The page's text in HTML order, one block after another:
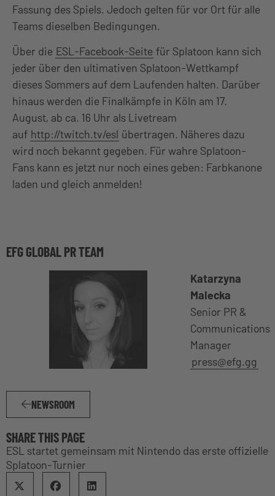
Fassung des Spiels. Jedoch gelten für vor Ort für alle
Teams dieselben Bedingungen.
Über die ESL-Facebook-Seite für Splatoon kann sich
jeder über den ultimativen Splatoon-Wettkampf
dieses Sommers auf dem Laufenden halten. Darüber
hinaus werden die Finalkämpfe in Köln am 17.
August, ab ca. 16 Uhr als Livetream
auf http://twitch.tv/esl übertragen. Näheres dazu
wird noch bekannt gegeben. Für wahre Splatoon-
Fans kann es jetzt nur noch eines geben: Farbkanone
laden und gleich anmelden!
EFG GLOBAL PR TEAM
Katarzyna
Malecka
Senior PR &
Communications
Manager
press@efg.gg
NEWSROOM
SHARE THIS PAGE
ESL startet gemeinsam mit Nintendo das erste offizielle
Splatoon-Turnier